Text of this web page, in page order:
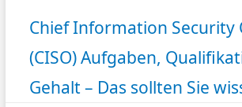
Chief Information Security
(CISO) Aufgaben,
Gehalt – Das sollten Sie